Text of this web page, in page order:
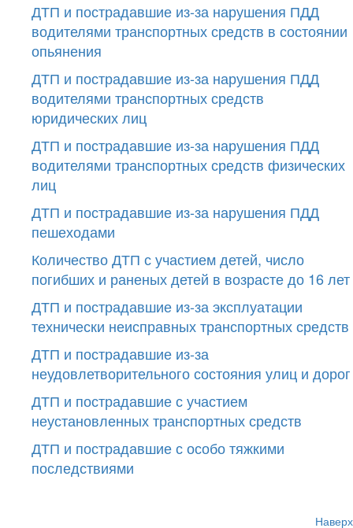
ДТП и пострадавшие из-за нарушения ПДД
водителями транспортных средств в состоянии
опьянения
ДТП и пострадавшие из-за нарушения ПДД
водителями транспортных средств
юридических лиц
ДТП и пострадавшие из-за нарушения ПДД
водителями транспортных средств физических
лиц
ДТП и пострадавшие из-за нарушения ПДД
пешеходами
Количество ДТП с участием детей, число
погибших и раненых детей в возрасте до 16 лет
ДТП и пострадавшие из-за эксплуатации
технически неисправных транспортных средств
ДТП и пострадавшие из-за
неудовлетворительного состояния улиц и дорог
ДТП и пострадавшие с участием
неустановленных транспортных средств
ДТП и пострадавшие с особо тяжкими
последствиями
Наверх